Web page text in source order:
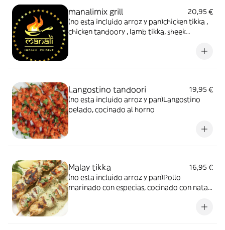
manalimix grill
20,95 €
(no esta incluido arroz y pan)chicken tikka ,
chicken tandoory , lamb tikka, sheek
Langostino tandoori
19,95 €
(no esta incluido arroz y pan)Langostino
pelado, cocinado al horno
Malay tikka
16,95 €
(no esta incluido arroz y pan)Pollo
marinado con especias, cocinado con nata y